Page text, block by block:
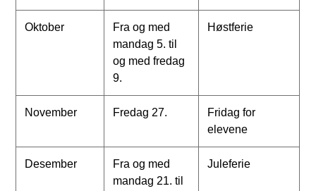
Oktober
Fra og med
mandag 5. til
og med fredag
9.
Høstferie
November Fredag 27.
Fridag for
elevene
Desember
Fra og med
mandag 21. til
Juleferie